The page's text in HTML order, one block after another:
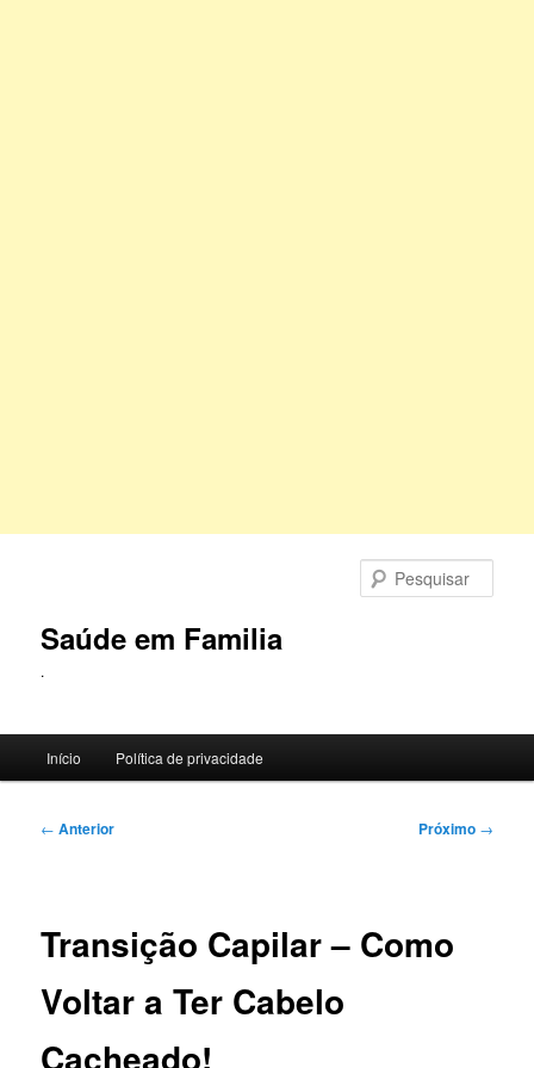
principalSaúde em Familia
.
principal
Início Política de privacidade
Navegação
← Anterior Próximo →
Transição Capilar – Como
Voltar a Ter Cabelo